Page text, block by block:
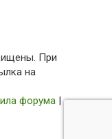
При
на
форума |